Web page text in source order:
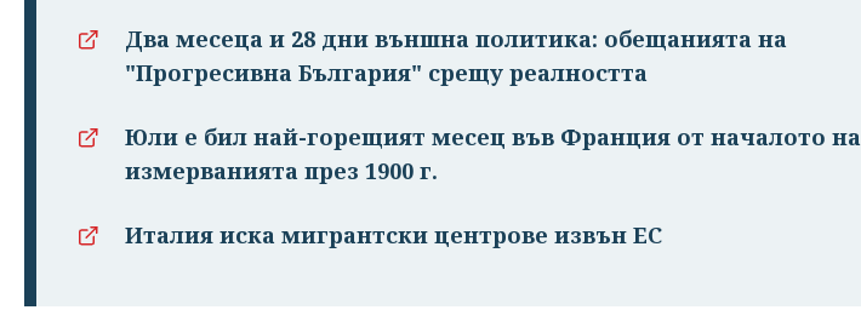
Два месеца и 28 дни външна политика: обещанията на
"Прогресивна България" срещу реалността
Юли е бил най-горещият месец във Франция от началото на
измерванията през 1900 г.
Италия иска мигрантски центрове извън ЕС